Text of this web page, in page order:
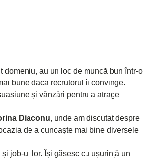
au un loc de muncă bun într-o
bune dacă recrutorul îi convinge.
și vânzări pentru a atrage
Diaconu, unde am discutat despre
de a cunoaște mai bine diversele
job-ul lor. Își găsesc cu ușurință un